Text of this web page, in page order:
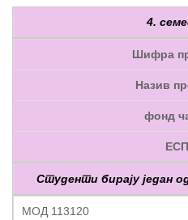
4.
Шифра
Назив
фонд
Студенти бирају један
МОД 113120